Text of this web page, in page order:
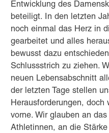
Entwicklung des
beteiligt. In den letzten
noch einmal das Herz in
gearbeitet und alles
bewusst dazu
Schlussstrich zu ziehen.
neuen Lebensabschnitt
der letzten Tage stellen
Herausforderungen, doch
vorne. Wir glauben an
Athletinnen, an die